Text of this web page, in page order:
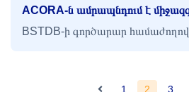
ACORA-ն ամրապնդում է
BSTDB-ի գործարար
BSTDB-ի գործարար համաժողով
1 2 3